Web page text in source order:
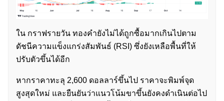
ใน กราฟรายวัน ทองคำยังไม่ได้ถูกซื้อมากเกินไปตาม
ดัชนีความแข็งแกร่งสัมพันธ์ (RSI) ซึ่งยังเหลือพื้นที่ให้
ปรับตัวขึ้นได้อีก
หากราคาทะลุ 2,600 ดอลลาร์ขึ้นไป ราคาจะพิมพ์จุด
สูงสุดใหม่ และยืนยันว่าแนวโน้มขาขึ้นยังคงดำเนินต่อไป